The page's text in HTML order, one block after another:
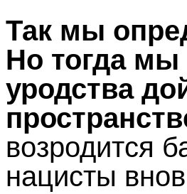
Так мы
Но тогда мы
уродства
возродится
нацисты